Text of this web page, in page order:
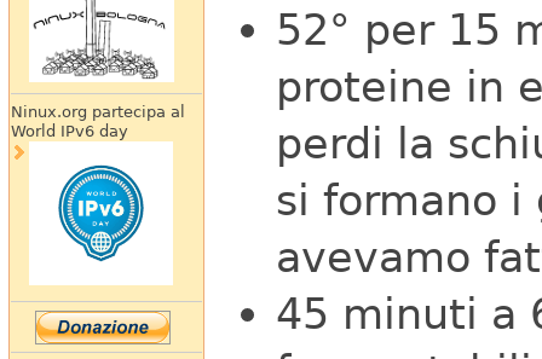
Ninux.org partecipa al
World IPv6 day
52° per 15
proteine in
perdi la
si formano
avevamo
45 minuti a